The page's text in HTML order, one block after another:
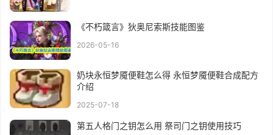
《不朽箴言》狄奥尼索斯技能图鉴
2026-05-16
奶块永恒梦魇便鞋怎么得 永恒梦魇便鞋合成配方
介绍
2025-07-18
第五人格门之钥怎么用 祭司门之钥使用技巧